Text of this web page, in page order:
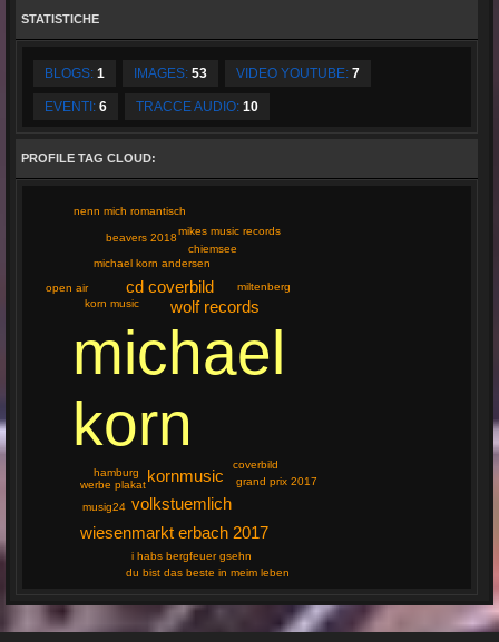
STATISTICHE
BLOGS: 1 IMAGES: 53 VIDEO YOUTUBE: 7
EVENTI: 6 TRACCE AUDIO: 10
PROFILE TAG CLOUD:
michael
korn
kornmusic
wolf records
cd coverbild
volkstuemlich
wiesenmarkt erbach 2017
korn music
michael korn andersen
chiemsee
beavers 2018
i habs bergfeuer gsehn
coverbild
nenn mich romantisch
grand prix 2017
hamburg
werbe plakat
miltenberg
mikes music records
du bist das beste in meim leben
musig24
open air